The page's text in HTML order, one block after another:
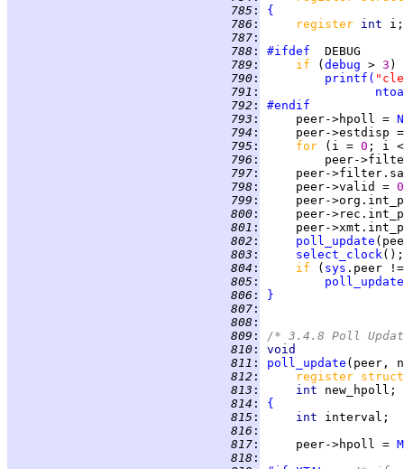
785 :
{
786 : register int
787 :
788 : #ifdef
789 : if ( debug > 3
790 : printf (
791 :
ntoa
792 :
#endif
793 :
     peer->hpoll =
794 :
peer->estdisp
795 : for (i = 0 ; i
796 :
peer-
797 :
peer-
798 :
     peer->valid =
0
799 :
peer-
800 :
peer-
801 :
peer-
802 : poll_update
803 :
select_clock
804 : if ( sys .peer
805 :
poll_update
806 :
}
807 :
808 :
809 :
/* 3.4.8 Poll
810 :
void
811 :
poll_update
812 :
register
813 : int
814 :
{
815 : int
816 :
817 :
     peer->hpoll =
818 :